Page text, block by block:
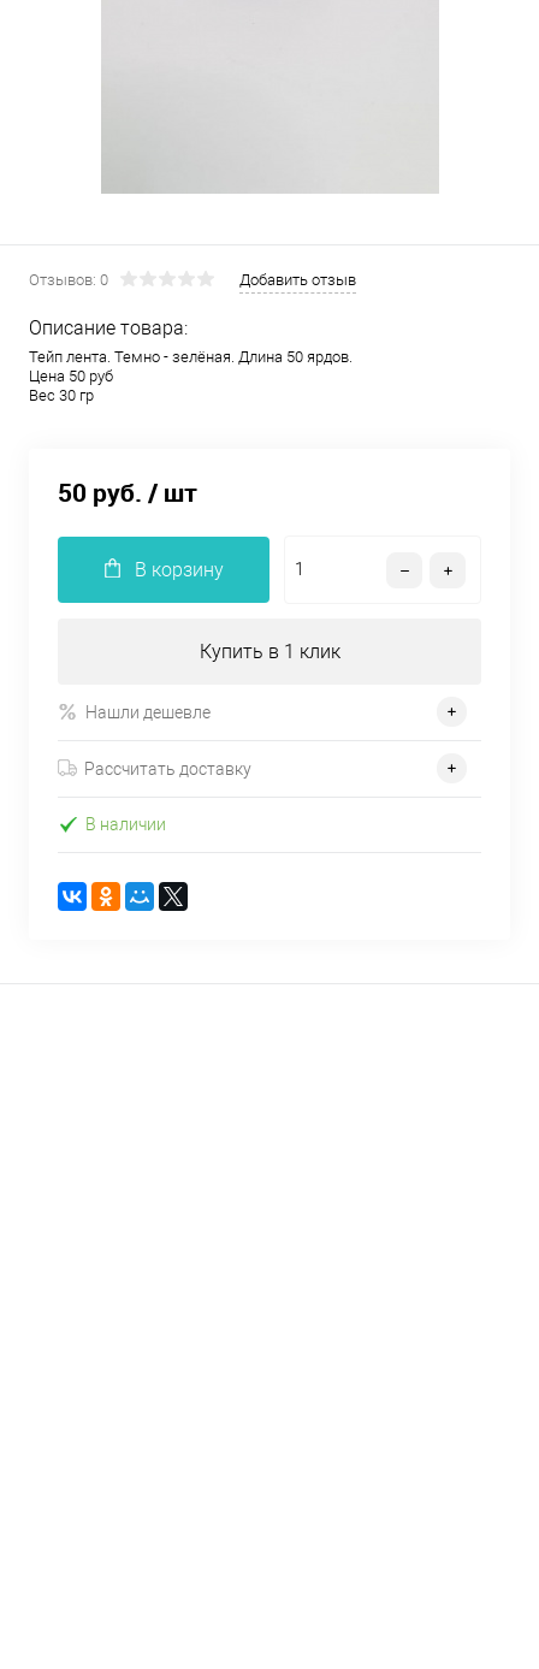
Отзывов: 0 Добавить отзыв
Описание товара:
Тейп лента. Темно - зелёная. Длина 50 ярдов.
Цена 50 руб
Вес 30 гр
50 руб. / шт
В корзину
Купить в 1 клик
Нашли дешевле
Рассчитать доставку
В наличии